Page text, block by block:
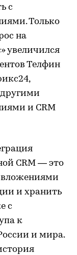
с
Только
на
увеличился
Телфин
другими
и CRM
CRM — это
и хранить
с
к
и мира.